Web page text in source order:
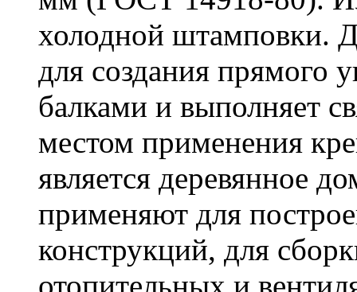
холодной штамповки.
для создания прямого
балками и выполняет
местом применения
является деревянное
применяют для
конструкций, для